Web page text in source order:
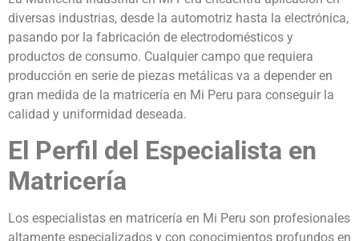
diversas industrias, desde la automotriz hasta la electrónica,
pasando por la fabricación de electrodomésticos y
productos de consumo. Cualquier campo que requiera
producción en serie de piezas metálicas va a depender en
gran medida de la matricería en Mi Peru para conseguir la
calidad y uniformidad deseada.
El Perfil del Especialista en
Matricería
Los especialistas en matricería en Mi Peru son profesionales
altamente especializados y con conocimientos profundos en